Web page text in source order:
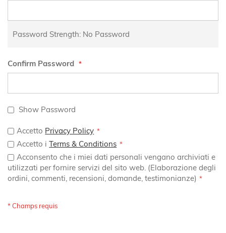
Password Strength: No Password
Confirm Password
Show Password
Accetto Privacy Policy
Accetto iTerms & Conditions
Acconsento che i miei dati personali vengano archiviati e
utilizzati per fornire servizi del sito web. (Elaborazione degli
ordini, commenti, recensioni, domande, testimonianze)